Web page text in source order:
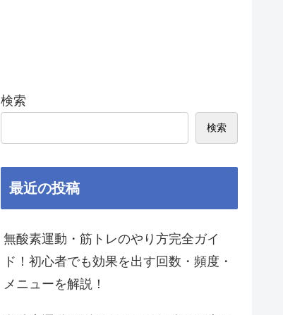
検索
検索
最近の投稿
無酸素運動・筋トレのやり方完全ガイ
ド！初心者でも効果を出す回数・頻度・
メニューを解説！